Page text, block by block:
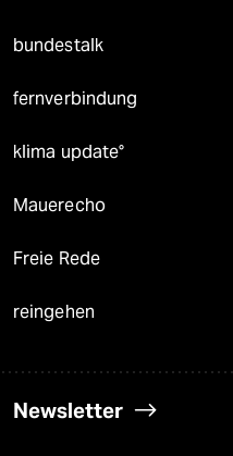
bundestalk
fernverbindung
klima update°
Mauerecho
Freie Rede
reingehen
Newsletter